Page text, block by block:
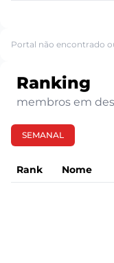
Portal não encontrado
Ranking
membros em
SEMANAL
Rank Nome